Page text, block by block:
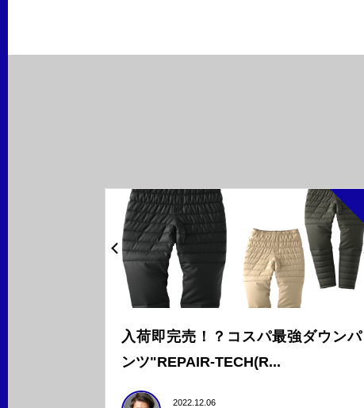
入荷即完売！？コスパ最強ダウンパ
ンツ"REPAIR-TECH(R...
2022.12.06